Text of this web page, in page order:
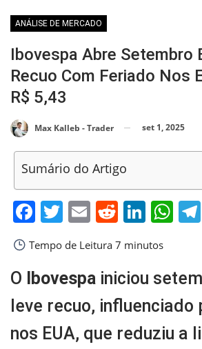
ANÁLISE DE MERCADO
Ibovespa Abre Setembro
Recuo Com Feriado Nos
R$ 5,43
Max Kalleb - Trader set 1, 2025
Sumário do Artigo
Facebook
Twitter
EmailReddit
Tempo de Leitura 7 minutos
O Ibovespa iniciou
leve recuo,
nos EUA, que reduziu a